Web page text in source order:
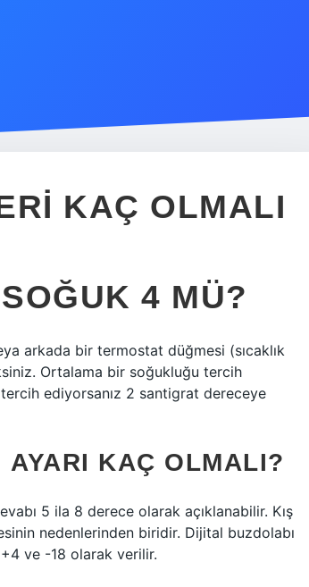
KAÇ OLMALI
4 MÜ?
arkada bir termostat düğmesi (sıcaklık
Ortalama bir soğukluğu tercih
ediyorsanız 2 santigrat dereceye
KAÇ OLMALI?
5 ila 8 derece olarak açıklanabilir. Kış
nedenlerinden biridir. Dijital buzdolabı
+4 ve -18 olarak verilir.